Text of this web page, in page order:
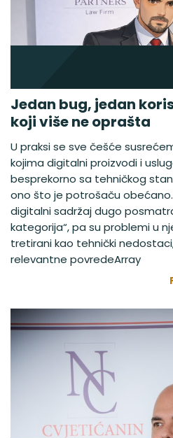
Jedan bug, jedan
koji više ne oprašta
U praksi se sve češće
kojima digitalni proizvodi i
besprekorno sa tehničkog
ono što je potrošaču
digitalni sadržaj dugo
kategorija“, pa su problemi u
tretirani kao tehnički
relevantne povredeArray